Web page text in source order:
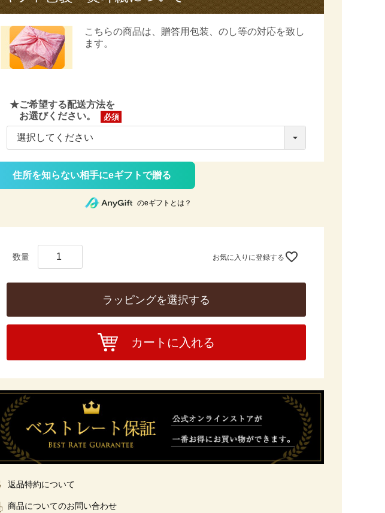
こちらの商品は、 贈答用包装、のし等の対応を致し
ます。
★ご希望する配送方法を
お選びください。
(必
住所を知らない相手にeギフトで贈る
のeギフトとは？
お気に入りに登録する
ラッピングを選択する
カートに入れる
返品特約について
商品についてのお問い合わせ